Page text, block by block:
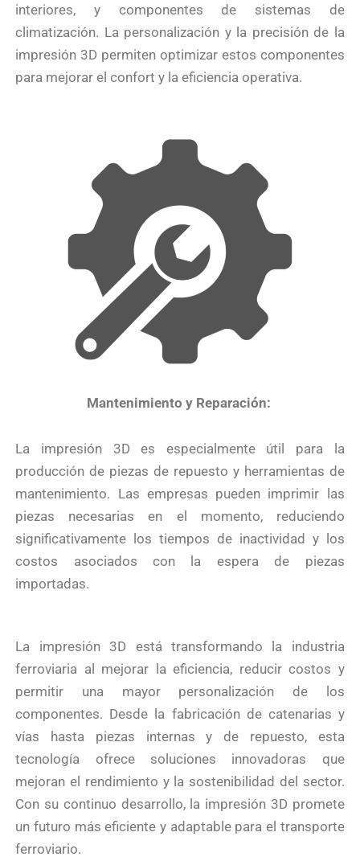
interiores, y componentes de sistemas de
climatización. La personalización y la precisión de la
impresión 3D permiten optimizar estos componentes
para mejorar el confort y la eficiencia operativa.
Mantenimiento y Reparación:
La impresión 3D es especialmente útil para la
producción de piezas de repuesto y herramientas de
mantenimiento. Las empresas pueden imprimir las
piezas necesarias en el momento, reduciendo
significativamente los tiempos de inactividad y los
costos asociados con la espera de piezas
importadas.
La impresión 3D está transformando la industria
ferroviaria al mejorar la eficiencia, reducir costos y
permitir una mayor personalización de los
componentes. Desde la fabricación de catenarias y
vías hasta piezas internas y de repuesto, esta
tecnología ofrece soluciones innovadoras que
mejoran el rendimiento y la sostenibilidad del sector.
Con su continuo desarrollo, la impresión 3D promete
un futuro más eficiente y adaptable para el transporte
ferroviario.